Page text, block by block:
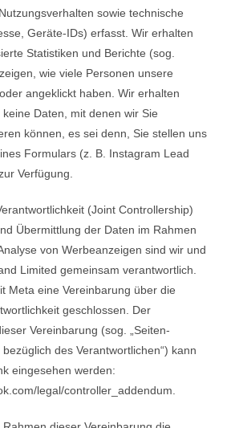
sowie technische
Geräte-IDs) erfasst. Wir erhalten
Statistiken und Berichte (sog.
zeigen, wie viele Personen unsere
angeklickt haben. Wir erhalten
Daten, mit denen wir Sie
können, es sei denn, Sie stellen uns
Formulars (z. B. Instagram Lead
Verfügung.
(Joint Controllership)
Übermittlung der Daten im Rahmen
von Werbeanzeigen sind wir und
Limited gemeinsam verantwortlich.
Meta eine Vereinbarung über die
geschlossen. Der
Vereinbarung (sog. „Seiten-
des Verantwortlichen“) kann
eingesehen werden:
legal/controller_addendum.